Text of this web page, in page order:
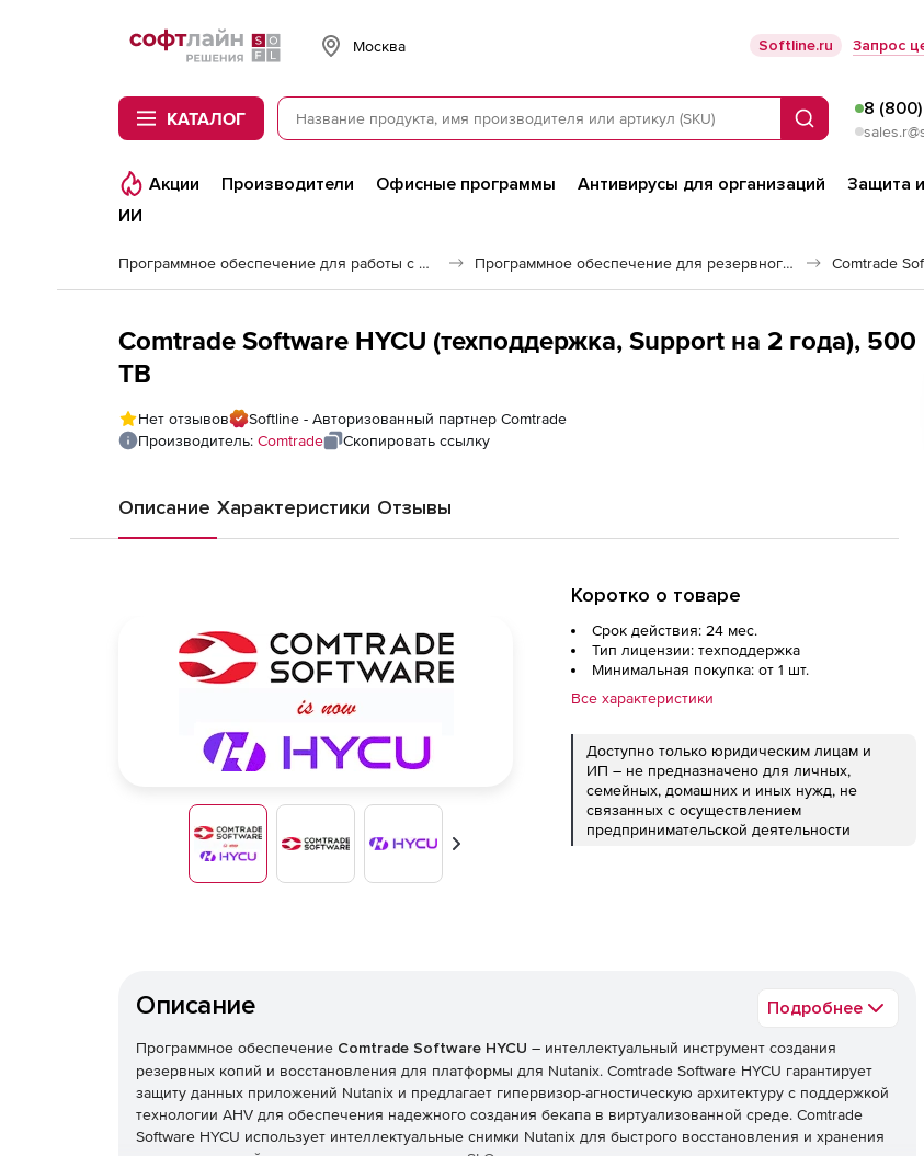
Softline
Москва Softline.ru Запрос
КАТАЛОГ Поиск
8
Акции Производители Офисные программы Антивирусы для организаций Защита
ИИ
Программное обеспечение для работы с файлами и дисками Программное обеспечение для резервного копирования Comtrade
Comtrade Software HYCU (техподдержка, Support на 2 года), 500
TB
Нет отзывов
Softline - Авторизованный партнер Comtrade
Производитель: Comtrade Скопировать ссылку
Описание Характеристики Отзывы
Вперед
Коротко о товаре
Срок действия: 24 мес.
Тип лицензии: техподдержка
Минимальная покупка: от 1 шт.
Все характеристики
Доступно только юридическим лицам и
ИП – не предназначено для личных,
семейных, домашних и иных нужд, не
связанных с осуществлением
предпринимательской деятельности
Описание Подробнее
Программное обеспечение Comtrade Software HYCU – интеллектуальный инструмент создания
резервных копий и восстановления для платформы для Nutanix. Comtrade Software HYCU гарантирует
защиту данных приложений Nutanix и предлагает гипервизор-агностическую архитектуру с поддержкой
технологии AHV для обеспечения надежного создания бекапа в виртуализованной среде. Comtrade
Software HYCU использует интеллектуальные снимки Nutanix для быстрого восстановления и хранения